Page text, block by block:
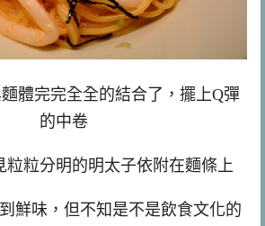
體完完全全的結合了， 擺上Q彈
的中卷
粒粒分明的明太子依附在麵條上
鮮味，但不知是不是飲食文化的